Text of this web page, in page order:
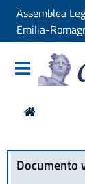
Assemblea
Emilia-
Documento